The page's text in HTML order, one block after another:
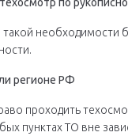
по
необходимости
регионе РФ
проходить
пунктах ТО вне